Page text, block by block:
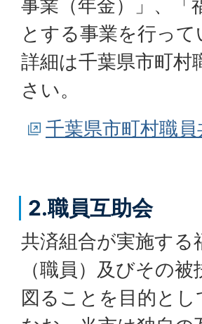
事業（年金）」、「
とする事業を行って
詳細は千葉県市町村
さい。
千葉県市町村職
2.職員互助会
共済組合が実施する
（職員）及びその
図ることを目的と